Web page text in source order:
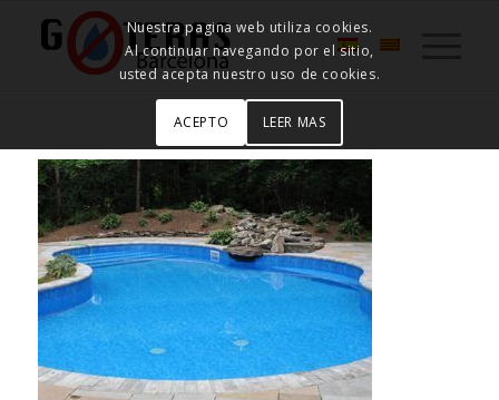
Nuestra pagina web utiliza cookies.
Al continuar navegando por el sitio,
usted acepta nuestro uso de cookies.
ACEPTO LEER MAS